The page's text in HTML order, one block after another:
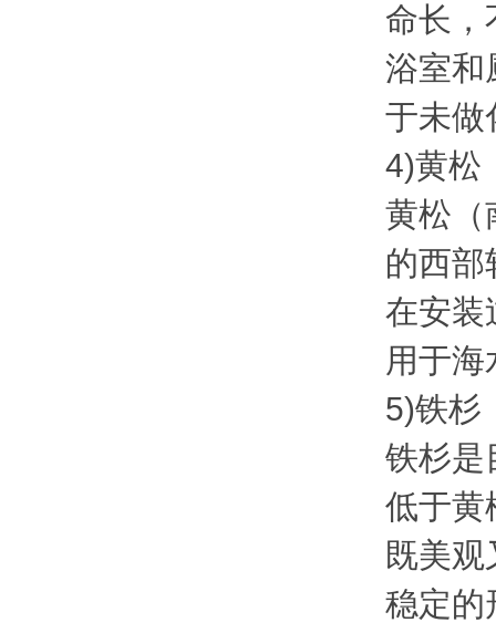
命长，
浴室和
于未做
4)黄松
黄松（
的西部
在安装
用于
5)铁杉
铁杉是
低于黄
既美
稳定的